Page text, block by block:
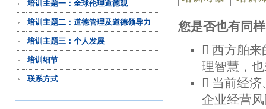
培训主题一：全球伦理道德观
培训主题二：道德管理及道德领导力
培训主题三：个人发展
培训细节
联系方式
您是否也有同
 西方舶
理智慧，
 当前经
企业经营